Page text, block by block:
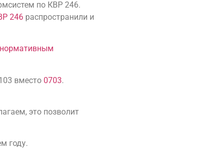
по КВР 246.
246 распространили и
вместо 0703.
это позволит
году.